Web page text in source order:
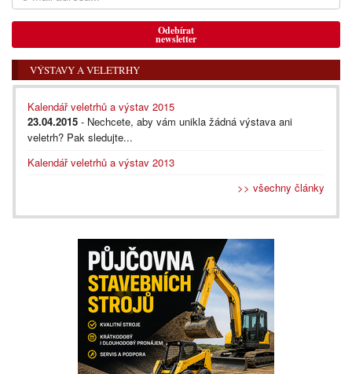
Odebírat
newsletter
VÝSTAVY A VELETRHY
Kalendář veletrhů a výstav 2015
23.04.2015 - Nechcete, aby vám unikla žádná výstava ani
veletrh? Pak sledujte...
Kalendář veletrhů a výstav 2013
>> všechny články